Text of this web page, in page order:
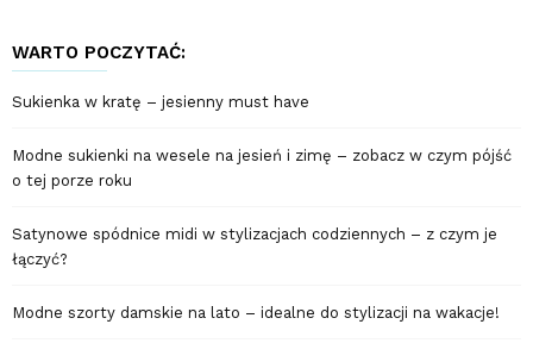
WARTO POCZYTAĆ:
Sukienka w kratę – jesienny must have
Modne sukienki na wesele na jesień i zimę – zobacz w czym pójść
o tej porze roku
Satynowe spódnice midi w stylizacjach codziennych – z czym je
łączyć?
Modne szorty damskie na lato – idealne do stylizacji na wakacje!